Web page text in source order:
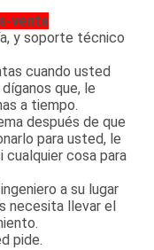
venta
y soporte técnico
cuando usted
que, le
a tiempo.
después de que
para usted, le
cualquier cosa para
a su lugar
necesita llevar el
pide.